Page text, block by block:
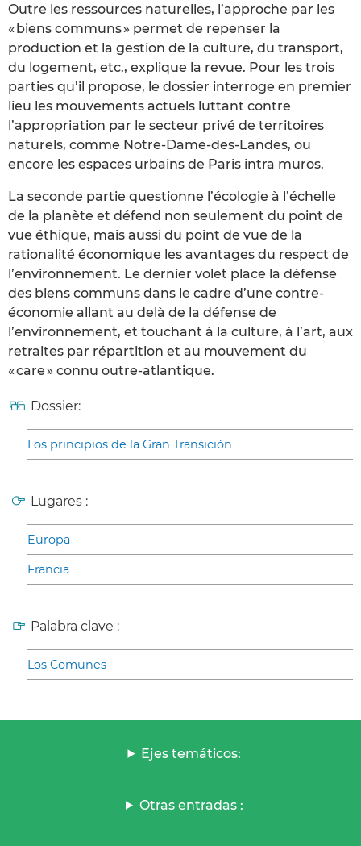
Outre les ressources naturelles, l’approche par les
« biens communs » permet de repenser la
production et la gestion de la culture, du transport,
du logement, etc., explique la revue. Pour les trois
parties qu’il propose, le dossier interroge en premier
lieu les mouvements actuels luttant contre
l’appropriation par le secteur privé de territoires
naturels, comme Notre-Dame-des-Landes, ou
encore les espaces urbains de Paris intra muros.
La seconde partie questionne l’écologie à l’échelle
de la planète et défend non seulement du point de
vue éthique, mais aussi du point de vue de la
rationalité économique les avantages du respect de
l’environnement. Le dernier volet place la défense
des biens communs dans le cadre d’une contre-
économie allant au delà de la défense de
l’environnement, et touchant à la culture, à l’art, aux
retraites par répartition et au mouvement du
« care » connu outre-atlantique.
Dossier:
Los principios de la Gran Transición
Lugares :
Europa
Francia
Palabra clave :
Los Comunes
Ejes temáticos:
Otras entradas :